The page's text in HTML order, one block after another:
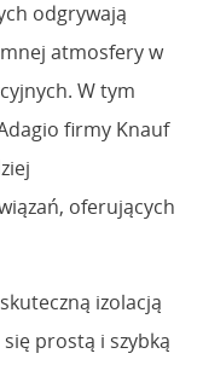
odgrywają
atmosfery w
W tym
firmy Knauf
oferujących
izolacją
prostą i szybką